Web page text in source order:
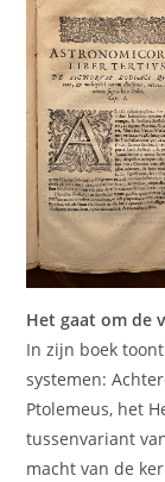
Het gaat om de
In zijn boek
systemen:
Ptolemeus, het
tussenvariant
macht van de